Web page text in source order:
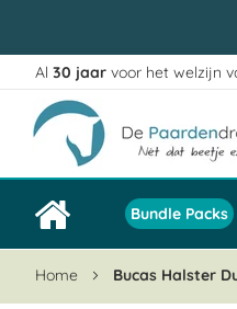
Ga
naar
de
inhoud
Al 30 jaar voor het welzijn
Bundle Packs
Home Bucas Halster